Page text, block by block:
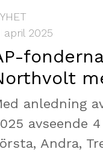
april 2025
anledning
avseende
Andra,